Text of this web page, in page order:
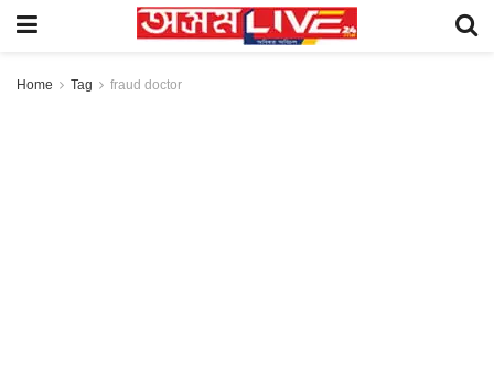
Home Tag fraud doctor